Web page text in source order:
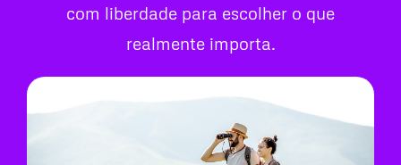
com liberdade para escolher o que
realmente importa.